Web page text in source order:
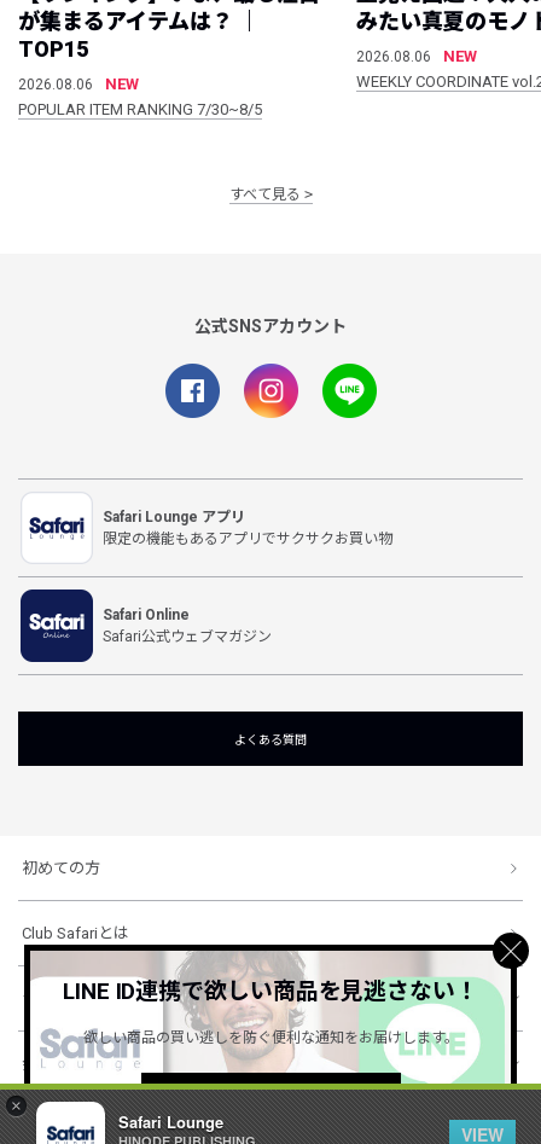
×
Safari Lounge
VIEW
が集まるアイテムは？ ｜
TOP15
2026.08.06
NEW
POPULAR ITEM RANKING 7/30~8/5
みたい真夏のモノ
2026.08.06
NEW
WEEKLY COORDINATE
すべて見る
公式SNSアカウント
Safari Lounge アプリ
限定の機能もあるアプリでサクサクお買い物
Safari Online
Safari公式ウェブマガジン
よくある質問
初めての方
Club Safariとは
ショッピングガイド
会社概要・規約
LINE ID連携で欲しい商品を見逃さない！
欲しい商品の買い逃しを防ぐ便利な通知をお届けします。
詳しくはこちら ＞